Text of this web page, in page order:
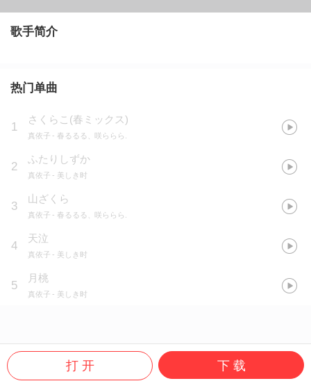
歌手简介
热门单曲
1
さくらこ(春ミックス)
真依子 - 春るるる、咲ららら.
2
ふたりしずか
真依子 - 美しき时
3
山ざくら
真依子 - 春るるる、咲ららら.
4
天泣
真依子 - 美しき时
5
月桃
真依子 - 美しき时
打 开 下 载